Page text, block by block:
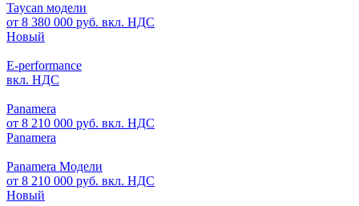
Taycan модели
от 8 380 000 руб. вкл. НДС
Новый
E-performance
вкл. НДС
Panamera
от 8 210 000 руб. вкл. НДС
Panamera
Panamera Модели
от 8 210 000 руб. вкл. НДС
Новый